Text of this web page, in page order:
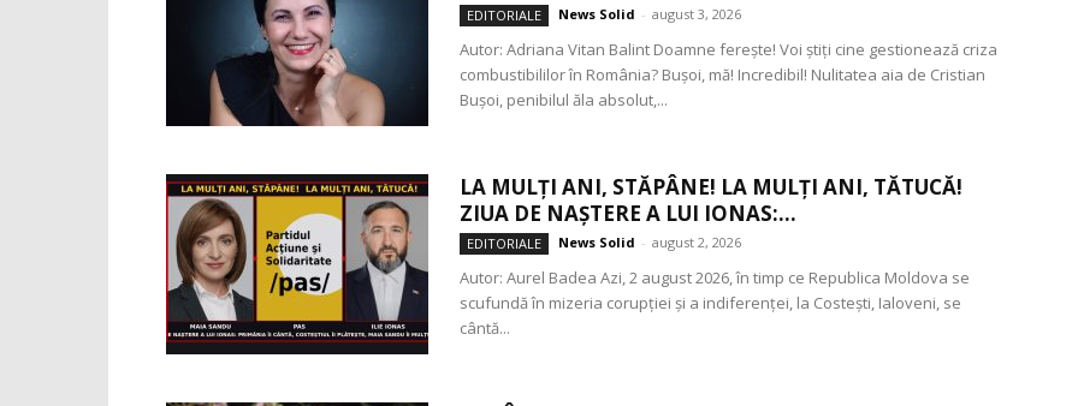
EDITORIALE News Solid - august 3, 2026
Autor: Adriana Vitan Balint Doamne ferește! Voi știți cine gestionează criza
combustibililor în România? Bușoi, mă! Incredibil! Nulitatea aia de Cristian
Bușoi, penibilul ăla absolut,...
LA MULȚI ANI, STĂPÂNE! LA MULȚI ANI, TĂTUCĂ!
ZIUA DE NAȘTERE A LUI IONAS:...
EDITORIALE News Solid - august 2, 2026
Autor: Aurel Badea Azi, 2 august 2026, în timp ce Republica Moldova se
scufundă în mizeria corupției și a indiferenței, la Costești, Ialoveni, se
cântă...